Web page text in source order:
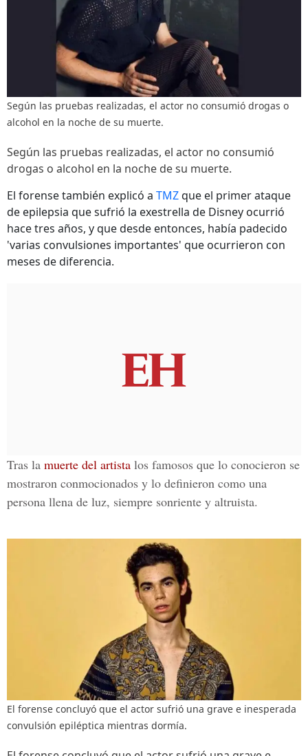
Según las pruebas realizadas, el actor no consumió drogas o
alcohol en la noche de su muerte.
Según las pruebas realizadas, el actor no consumió
drogas o alcohol en la noche de su muerte.
El forense también explicó a TMZque el primer ataque
de epilepsia que sufrió la exestrella de Disney ocurrió
hace tres años, y que desde entonces, había padecido
'varias convulsiones importantes' que ocurrieron con
meses de diferencia.
Tras la muerte del artista los famosos que lo conocieron se
mostraron conmocionados y lo definieron como una
persona llena de luz, siempre sonriente y altruista.
El forense concluyó que el actor sufrió una grave e inesperada
convulsión epiléptica mientras dormía.